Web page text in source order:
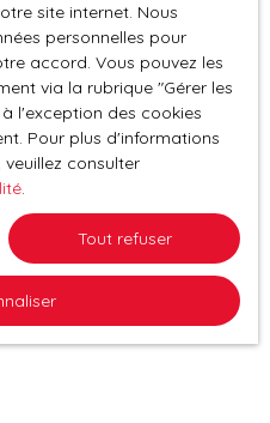
site internet. Nous
personnelles pour
accord. Vous pouvez les
via la rubrique ″Gérer les
l'exception des cookies
Pour plus d'informations
consulter
.
Tout refuser